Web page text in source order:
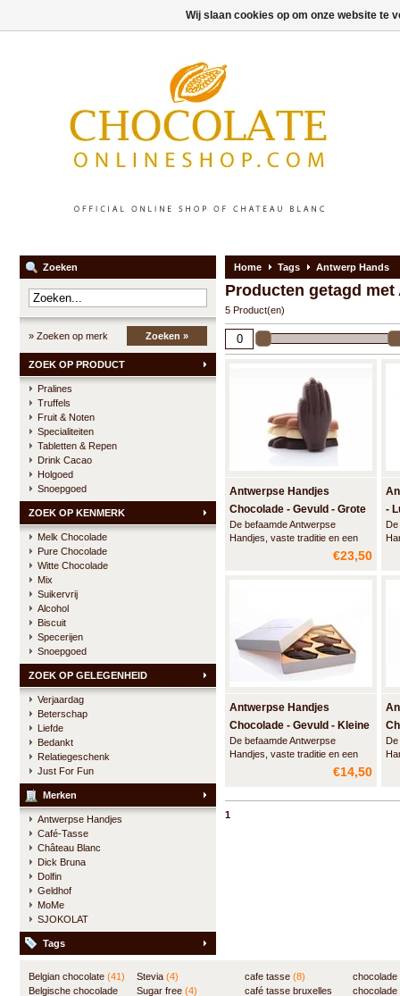
Zoeken
» Zoeken op merk Zoeken »
ZOEK OP PRODUCT
Pralines
Truffels
Fruit & Noten
Specialiteiten
Tabletten & Repen
Drink Cacao
Holgoed
Snoepgoed
ZOEK OP KENMERK
Melk Chocolade
Pure Chocolade
Witte Chocolade
Mix
Suikervrij
Alcohol
Biscuit
Specerijen
Snoepgoed
ZOEK OP GELEGENHEID
Verjaardag
Beterschap
Liefde
Bedankt
Relatiegeschenk
Just For Fun
Merken
Antwerpse Handjes
Café-Tasse
Château Blanc
Dick Bruna
Dolfin
Geldhof
MoMe
SJOKOLAT
Tags
Home Tags Antwerp Hands
Producten getagd
5 Product(en)
Antwerpse Handjes
Chocolade - Gevuld - Grote
doos
De befaamde Antwerpse
Handjes, vaste traditie en een
Antwerps kwaliteitsproduct.
Deze grote luxe doos bevat 24
d'Anvers en een smeuïge
praliné.
€23,50
-
Antwerpse Handjes
Chocolade - Gevuld - Kleine
doos
De befaamde Antwerpse
Handjes, vaste traditie en een
Antwerps kwaliteitsproduct.
Deze grote luxe doos bevat 12
marspein en een vleugje Elixir
€14,50
1
Belgian chocolate (41)
Belgische chocolade
Stevia (4)
Sugar free (4)
cafe tasse (8)
café tasse bruxelles
(7)
Wij slaan cookies op om onze website te